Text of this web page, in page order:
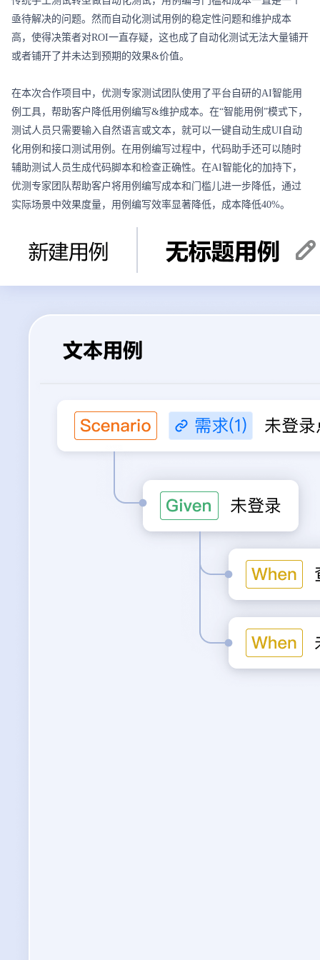
亟待解决的问题。然而自动化测试用例的稳定性问题和维护成本
高，使得决策者对ROI一直存疑，这也成了自动化测试无法大量铺开
或者铺开了并未达到预期的效果&价值。
在本次合作项目中，优测专家测试团队使用了平台自研的AI智能用
例工具，帮助客户降低用例编写&维护成本。在“智能用例”模式下，
测试人员只需要输入自然语言或文本，就可以一键自动生成UI自动
化用例和接口测试用例。在用例编写过程中，代码助手还可以随时
辅助测试人员生成代码脚本和检查正确性。在AI智能化的加持下，
优测专家团队帮助客户将用例编写成本和门槛儿进一步降低，通过
实际场景中效果度量，用例编写效率显著降低，成本降低40%。